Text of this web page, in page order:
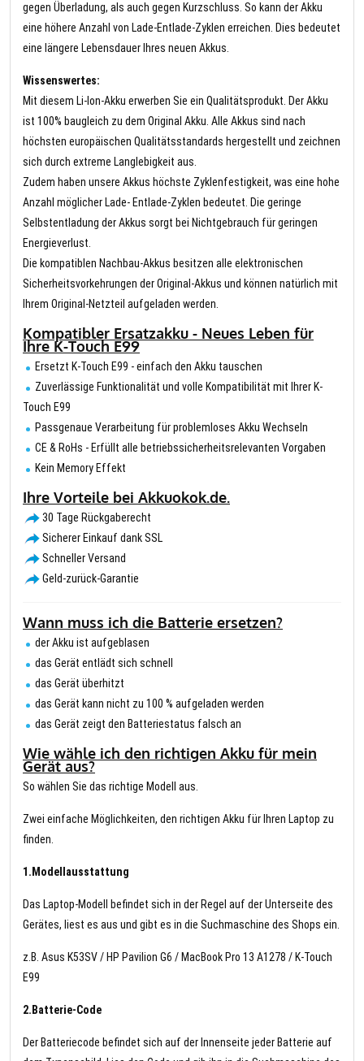
gegen Überladung, als auch gegen Kurzschluss. So kann der Akku
eine höhere Anzahl von Lade-Entlade-Zyklen erreichen. Dies bedeutet
eine längere Lebensdauer Ihres neuen Akkus.
Wissenswertes:
Mit diesem Li-Ion-Akku erwerben Sie ein Qualitätsprodukt. Der Akku
ist 100% baugleich zu dem Original Akku. Alle Akkus sind nach
höchsten europäischen Qualitätsstandards hergestellt und zeichnen
sich durch extreme Langlebigkeit aus.
Zudem haben unsere Akkus höchste Zyklenfestigkeit, was eine hohe
Anzahl möglicher Lade- Entlade-Zyklen bedeutet. Die geringe
Selbstentladung der Akkus sorgt bei Nichtgebrauch für geringen
Energieverlust.
Die kompatiblen Nachbau-Akkus besitzen alle elektronischen
Sicherheitsvorkehrungen der Original-Akkus und können natürlich mit
Ihrem Original-Netzteil aufgeladen werden.
Kompatibler Ersatzakku - Neues Leben für
Ihre K-Touch E99
Ersetzt K-Touch E99 - einfach den Akku tauschen
Zuverlässige Funktionalität und volle Kompatibilität mit Ihrer K-
Touch E99
Passgenaue Verarbeitung für problemloses Akku Wechseln
CE & RoHs - Erfüllt alle betriebssicherheitsrelevanten Vorgaben
Kein Memory Effekt
Ihre Vorteile bei Akkuokok.de.
30 Tage Rückgaberecht
Sicherer Einkauf dank SSL
Schneller Versand
Geld-zurück-Garantie
Wann muss ich die Batterie ersetzen?
der Akku ist aufgeblasen
das Gerät entlädt sich schnell
das Gerät überhitzt
das Gerät kann nicht zu 100 % aufgeladen werden
das Gerät zeigt den Batteriestatus falsch an
Wie wähle ich den richtigen Akku für mein
Gerät aus?
So wählen Sie das richtige Modell aus.
Zwei einfache Möglichkeiten, den richtigen Akku für Ihren Laptop zu
finden.
1.Modellausstattung
Das Laptop-Modell befindet sich in der Regel auf der Unterseite des
Gerätes, liest es aus und gibt es in die Suchmaschine des Shops ein.
z.B. Asus K53SV / HP Pavilion G6 / MacBook Pro 13 A1278 / K-Touch
E99
2.Batterie-Code
Der Batteriecode befindet sich auf der Innenseite jeder Batterie auf